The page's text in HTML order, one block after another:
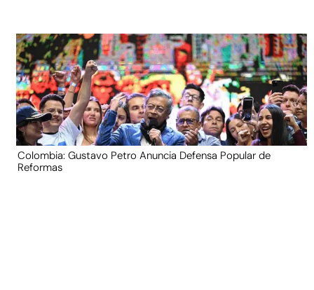
Colombia: Gustavo Petro Anuncia Defensa Popular de
Reformas